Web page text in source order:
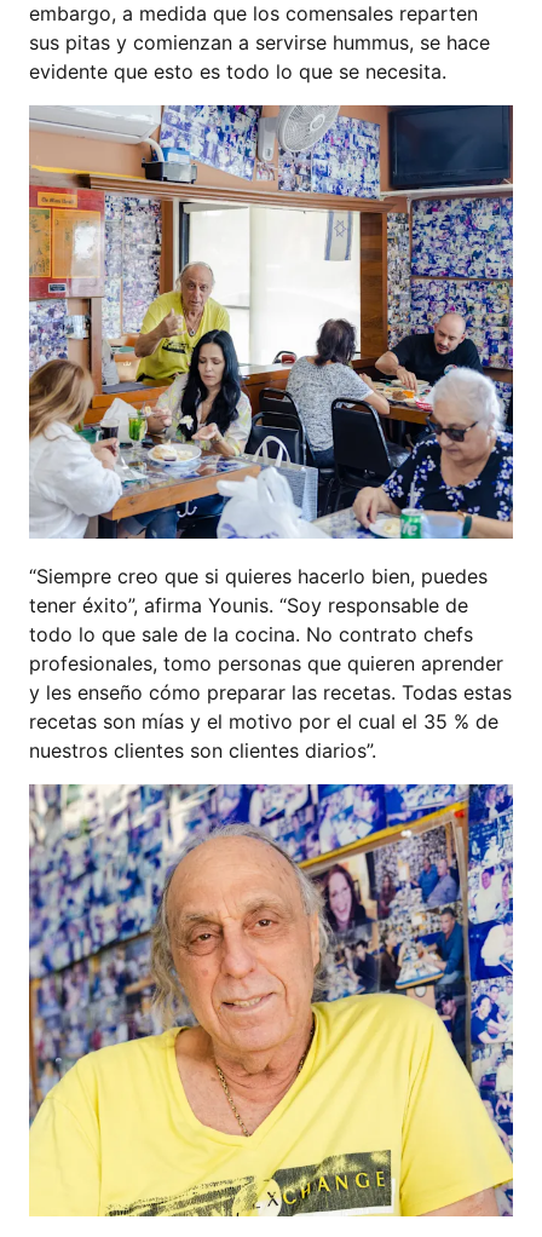
embargo, a medida que los comensales reparten
sus pitas y comienzan a servirse hummus, se hace
evidente que esto es todo lo que se necesita.
“Siempre creo que si quieres hacerlo bien, puedes
tener éxito”, afirma Younis. “Soy responsable de
todo lo que sale de la cocina. No contrato chefs
profesionales, tomo personas que quieren aprender
y les enseño cómo preparar las recetas. Todas estas
recetas son mías y el motivo por el cual el 35 % de
nuestros clientes son clientes diarios”.